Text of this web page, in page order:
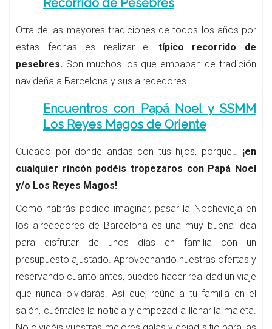
Recorrido de Pesebres
Otra de las mayores tradiciones de todos los años por
estas fechas es realizar el típico recorrido de
pesebres. Son muchos los que empapan de tradición
navideña a Barcelona y sus alrededores.
Encuentros con Papá Noel y SSMM
Los Reyes Magos de Oriente
Cuidado por donde andas con tus hijos, porque… ¡en
cualquier rincón podéis tropezaros con Papá Noel
y/o Los Reyes Magos!
Como habrás podido imaginar, pasar la Nochevieja en
los alrededores de Barcelona es una muy buena idea
para disfrutar de unos días en familia con un
presupuesto ajustado. Aprovechando nuestras ofertas y
reservando cuanto antes, puedes hacer realidad un viaje
que nunca olvidarás. Así que, reúne a tu familia en el
salón, cuéntales la noticia y empezad a llenar la maleta.